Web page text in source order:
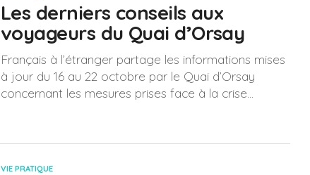
Les derniers conseils aux
voyageurs du Quai d’Orsay
Français à l’étranger partage les informations mises
à jour du 16 au 22 octobre par le Quai d’Orsay
concernant les mesures prises face à la crise...
VIE PRATIQUE